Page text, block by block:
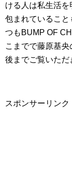
ける人は私生活
包まれているこ
つもBUMP OF
こまでで藤原基
後までご覧いただ
スポンサーリンク